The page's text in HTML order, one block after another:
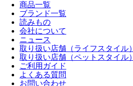
商品一覧
ブランド一覧
読みもの
会社について
ニュース
取り扱い店舗（ライフスタイル）
取り扱い店舗（ペットスタイル）
ご利用ガイド
よくある質問
お問い合わせ